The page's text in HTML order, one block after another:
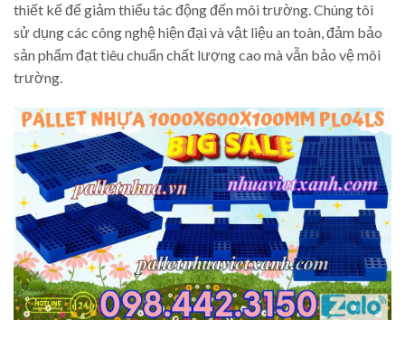
thiết kế để giảm thiểu tác động đến môi trường. Chúng tôi
sử dụng các công nghệ hiện đại và vật liệu an toàn, đảm bảo
sản phẩm đạt tiêu chuẩn chất lượng cao mà vẫn bảo vệ môi
trường.